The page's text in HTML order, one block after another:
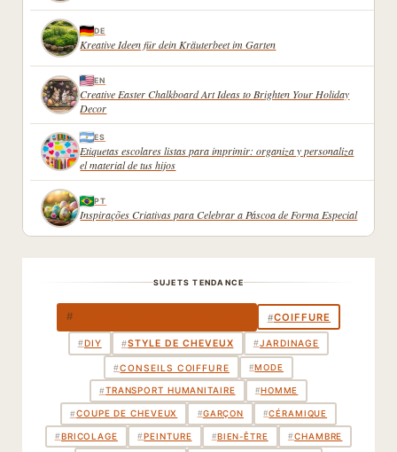
DE
Kreative Ideen für dein Kräuterbeet im Garten
EN
Creative Easter Chalkboard Art Ideas to Brighten Your Holiday
Decor
ES
Etiquetas escolares listas para imprimir: organiza y personaliza
el material de tus hijos
PT
Inspirações Criativas para Celebrar a Páscoa de Forma Especial
SUJETS TENDANCE
# #COIFFURE
#DIY #STYLE DE CHEVEUX #JARDINAGE
#CONSEILS COIFFURE #MODE
#TRANSPORT HUMANITAIRE # HOMME
#COUPE DE CHEVEUX #GARÇON #CÉRAMIQUE
#BRICOLAGE #PEINTURE #BIEN-ÊTRE #CHAMBRE